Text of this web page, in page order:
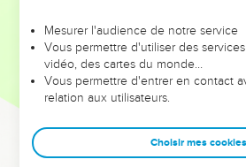
ἐπιστᾶσα δὲ εἶπεν· Κύριε, οὐ
μου μόνην με κατέλειπεν
ἵνα μοι συναντιλάβηται.
ἀποκριθεὶς δὲ εἶπεν αὐτῇ ὁ
ὀλίγων δέ ἐστιν χρεία ἢ ἑνός·
Mesurer l'audience de notre service
Vous permettre d'utiliser des
vidéo, des cartes du monde…
Vous permettre d'entrer en contact
relation aux utilisateurs.
Choisir mes cookies